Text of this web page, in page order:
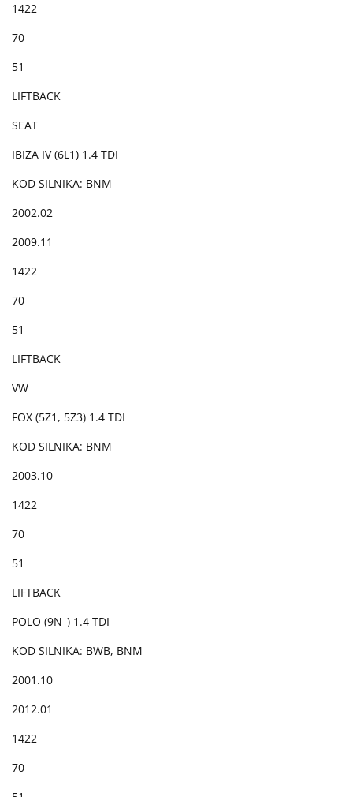
1422
70
51
LIFTBACK
SEAT
IBIZA IV (6L1) 1.4 TDI
KOD SILNIKA: BNM
2002.02
2009.11
1422
70
51
LIFTBACK
VW
FOX (5Z1, 5Z3) 1.4 TDI
KOD SILNIKA: BNM
2003.10
1422
70
51
LIFTBACK
POLO (9N_) 1.4 TDI
KOD SILNIKA: BWB, BNM
2001.10
2012.01
1422
70